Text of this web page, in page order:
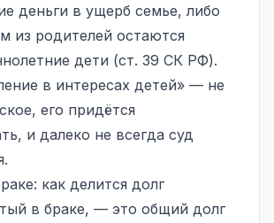
деньги в ущерб семье, либо
из родителей остаются
дети (ст. 39 СК РФ).
в интересах детей» — не
его придётся
и далеко не всегда суд
как делится долг
в браке, — это общий долг